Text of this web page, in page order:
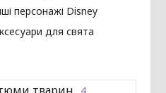
персонажі Disney
для свята